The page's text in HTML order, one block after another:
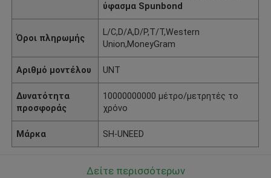
ύφασμα Spunbond
Όροι πληρωμής
L/C,D/A,D/P,T/T,Western
Union,MoneyGram
Αριθμό μοντέλου UNT
Δυνατότητα
προσφοράς
10000000000 μέτρο/μετρητές το
χρόνο
Μάρκα SH-UNEED
Δείτε περισσότερων